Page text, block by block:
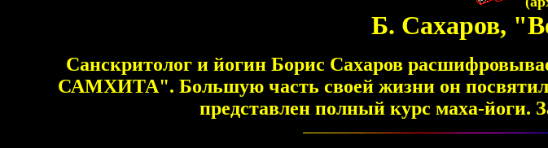
Б. Сахаров,
Санскритолог и йогин Борис Сахаров
САМХИТА". Большую часть своей жизни он посвятил
представлен полный курс маха-йоги.